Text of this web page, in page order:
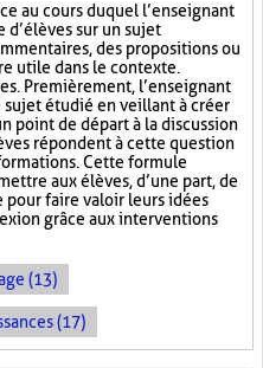
au cours duquel l’enseignant
d’élèves sur un sujet
des propositions ou
utile dans le contexte.
Premièrement, l’enseignant
sujet étudié en veillant à créer
point de départ à la discussion
répondent à cette question
Cette formule
aux élèves, d’une part, de
pour faire valoir leurs idées
grâce aux interventions
(13)
(17)